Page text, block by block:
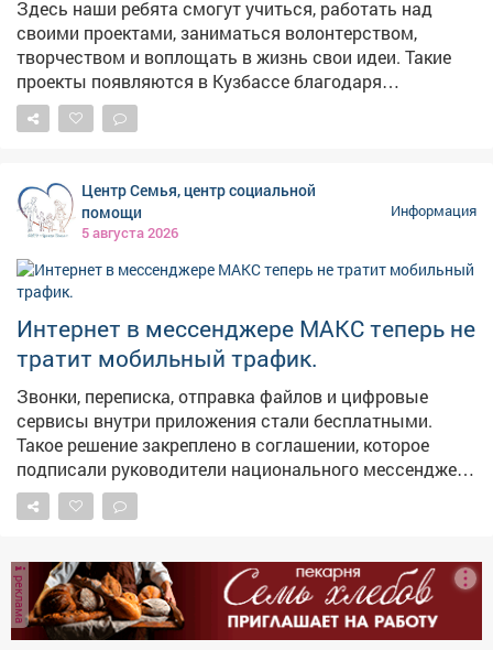
Здесь наши ребята смогут учиться, работать над
своими проектами, заниматься волонтерством,
творчеством и воплощать в жизнь свои идеи. Такие
проекты появляются в Кузбассе благодаря
федеральной поддержке - в том числе национальному
проекту «Молодежь и дети». Мы работаем над тем,
максимальные результаты в виде молодежных
центров, социальных учреждений, культурных и
образовательных площадок. Каждая новая точка
инвестиция в будущее. У ребят появляется больше
возможностей для самореализации, они могут
активнее включаться в жизнь своих городов и
поселков. Тем самым - связывают свое будущее с
Кузбассом. В следующем году откроем такое же
пространство в Киселевске.
Центр Семья, центр социальной
помощи
5 августа 2026
Информация
Интернет в мессенджере МАКС теперь не
тратит мобильный трафик.
Звонки, переписка, отправка файлов и цифровые
сервисы внутри приложения стали бесплатными.
Такое решение закреплено в соглашении, которое
подписали руководители национального мессенджера
и крупнейших операторов связи.
реклама